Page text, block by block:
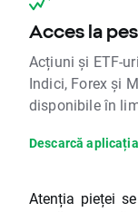
Acces la
Acțiuni și ETF-
Indici, Forex și
disponibile în
Descarcă aplicația
Atenția pieței